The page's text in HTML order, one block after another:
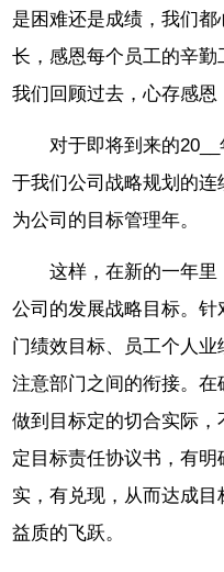
是困难还是成绩，我们
长，感恩每个员工的辛
我们回顾过去，心存感恩
对于即将到来的
于我们公司战略规划的连
为公司的目标管理年。
这样，在新的一年里
公司的发展战略目标。
门绩效目标、员工个人
注意部门之间的衔接。
做到目标定的切合实际
定目标责任协议书，有
实，有兑现，从而达成
益质的飞跃。